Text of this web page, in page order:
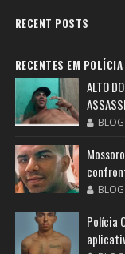
RECENT POSTS
RECENTES EM POLÍCIA
ALTO
Polícia